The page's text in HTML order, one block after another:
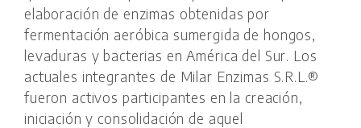
elaboración de enzimas obtenidas por
fermentación aeróbica sumergida de hongos,
levaduras y bacterias en América del Sur. Los
actuales integrantes de Milar Enzimas S.R.L.®
fueron activos participantes en la creación,
iniciación y consolidación de aquel